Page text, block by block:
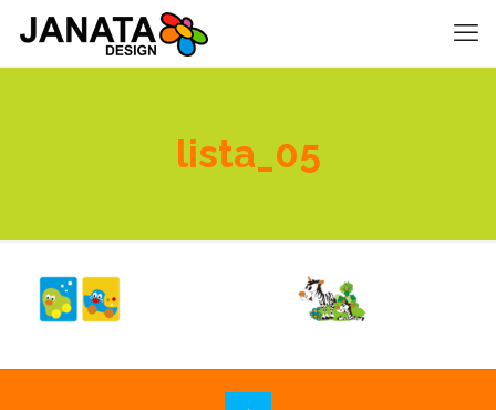
lista_05